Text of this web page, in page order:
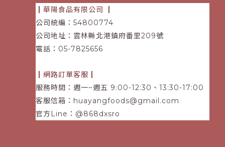
┃華陽食品有限公司
公司統編：54800774
公司地址：雲林縣北港鎮府番里209號
電話 ：05-7825656
┃網路訂單客服┃
服務時間：週一~週五 9:00-12:30、13:30-17:00
客服信箱： huayangfoods@gmail.com
官方Line：@868dxsro